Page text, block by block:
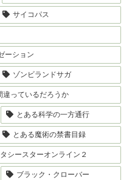
サイコパス
ーション
ゾンビランドサガ
違っているだろうか
とある科学の一方通行
とある魔術の禁書目録
シースターオンライン２
ブラック・クローバー